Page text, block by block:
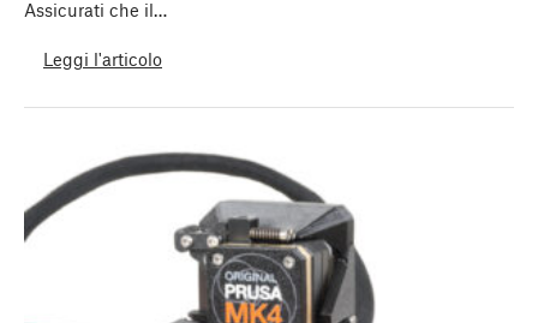
Assicurati che il…
Leggi l'articolo